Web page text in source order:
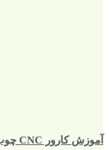
آموزش کارور CNC چوب